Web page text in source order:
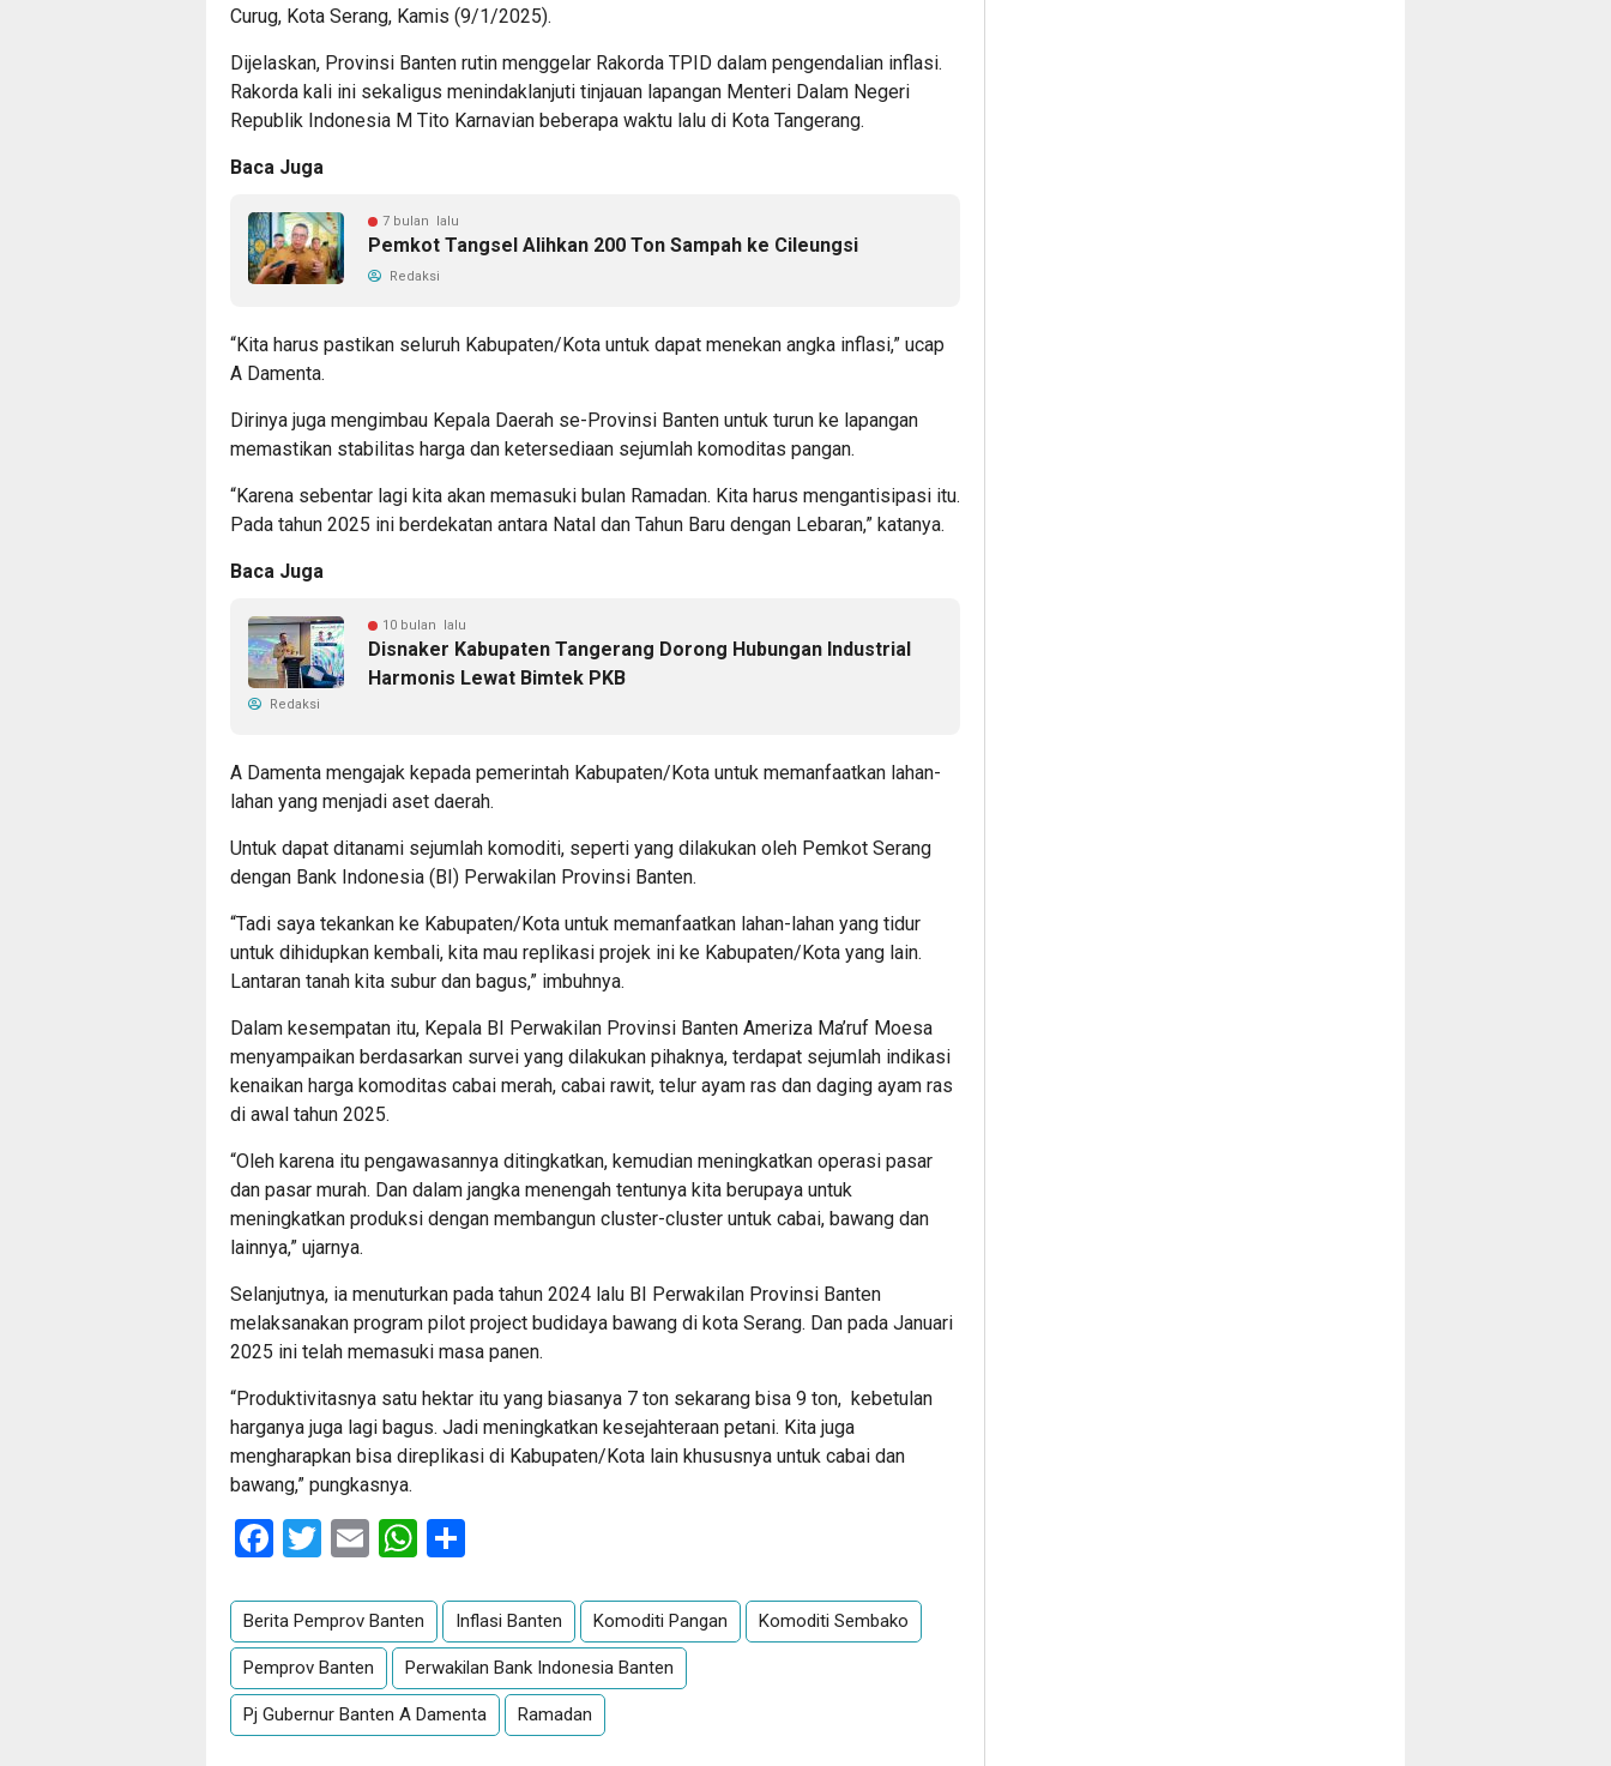
Curug, Kota Serang, Kamis (9/1/2025).
Dijelaskan, Provinsi Banten rutin menggelar Rakorda TPID dalam pengendalian inflasi.
Rakorda kali ini sekaligus menindaklanjuti tinjauan lapangan Menteri Dalam Negeri
Republik Indonesia M Tito Karnavian beberapa waktu lalu di Kota Tangerang.
Baca Juga
7 bulan lalu
Pemkot Tangsel Alihkan 200 Ton Sampah ke Cileungsi
Redaksi
“Kita harus pastikan seluruh Kabupaten/Kota untuk dapat menekan angka inflasi,” ucap
A Damenta.
Dirinya juga mengimbau Kepala Daerah se-Provinsi Banten untuk turun ke lapangan
memastikan stabilitas harga dan ketersediaan sejumlah komoditas pangan.
“Karena sebentar lagi kita akan memasuki bulan Ramadan. Kita harus mengantisipasi itu.
Pada tahun 2025 ini berdekatan antara Natal dan Tahun Baru dengan Lebaran,” katanya.
Baca Juga
10 bulan lalu
Disnaker Kabupaten Tangerang Dorong Hubungan Industrial
Harmonis Lewat Bimtek PKB
Redaksi
A Damenta mengajak kepada pemerintah Kabupaten/Kota untuk memanfaatkan lahan-
lahan yang menjadi aset daerah.
Untuk dapat ditanami sejumlah komoditi, seperti yang dilakukan oleh Pemkot Serang
dengan Bank Indonesia (BI) Perwakilan Provinsi Banten.
“Tadi saya tekankan ke Kabupaten/Kota untuk memanfaatkan lahan-lahan yang tidur
untuk dihidupkan kembali, kita mau replikasi projek ini ke Kabupaten/Kota yang lain.
Lantaran tanah kita subur dan bagus,” imbuhnya.
Dalam kesempatan itu, Kepala BI Perwakilan Provinsi Banten Ameriza Ma’ruf Moesa
menyampaikan berdasarkan survei yang dilakukan pihaknya, terdapat sejumlah indikasi
kenaikan harga komoditas cabai merah, cabai rawit, telur ayam ras dan daging ayam ras
di awal tahun 2025.
“Oleh karena itu pengawasannya ditingkatkan, kemudian meningkatkan operasi pasar
dan pasar murah. Dan dalam jangka menengah tentunya kita berupaya untuk
meningkatkan produksi dengan membangun cluster-cluster untuk cabai, bawang dan
lainnya,” ujarnya.
Selanjutnya, ia menuturkan pada tahun 2024 lalu BI Perwakilan Provinsi Banten
melaksanakan program pilot project budidaya bawang di kota Serang. Dan pada Januari
2025 ini telah memasuki masa panen.
“Produktivitasnya satu hektar itu yang biasanya 7 ton sekarang bisa 9 ton, kebetulan
harganya juga lagi bagus. Jadi meningkatkan kesejahteraan petani. Kita juga
mengharapkan bisa direplikasi di Kabupaten/Kota lain khususnya untuk cabai dan
bawang,” pungkasnya.
Facebook
Twitter
EmailWhatsApp
Berita Pemprov Banten Inflasi Banten Komoditi Pangan Komoditi Sembako
Pemprov Banten Perwakilan Bank Indonesia Banten
Pj Gubernur Banten A Damenta Ramadan